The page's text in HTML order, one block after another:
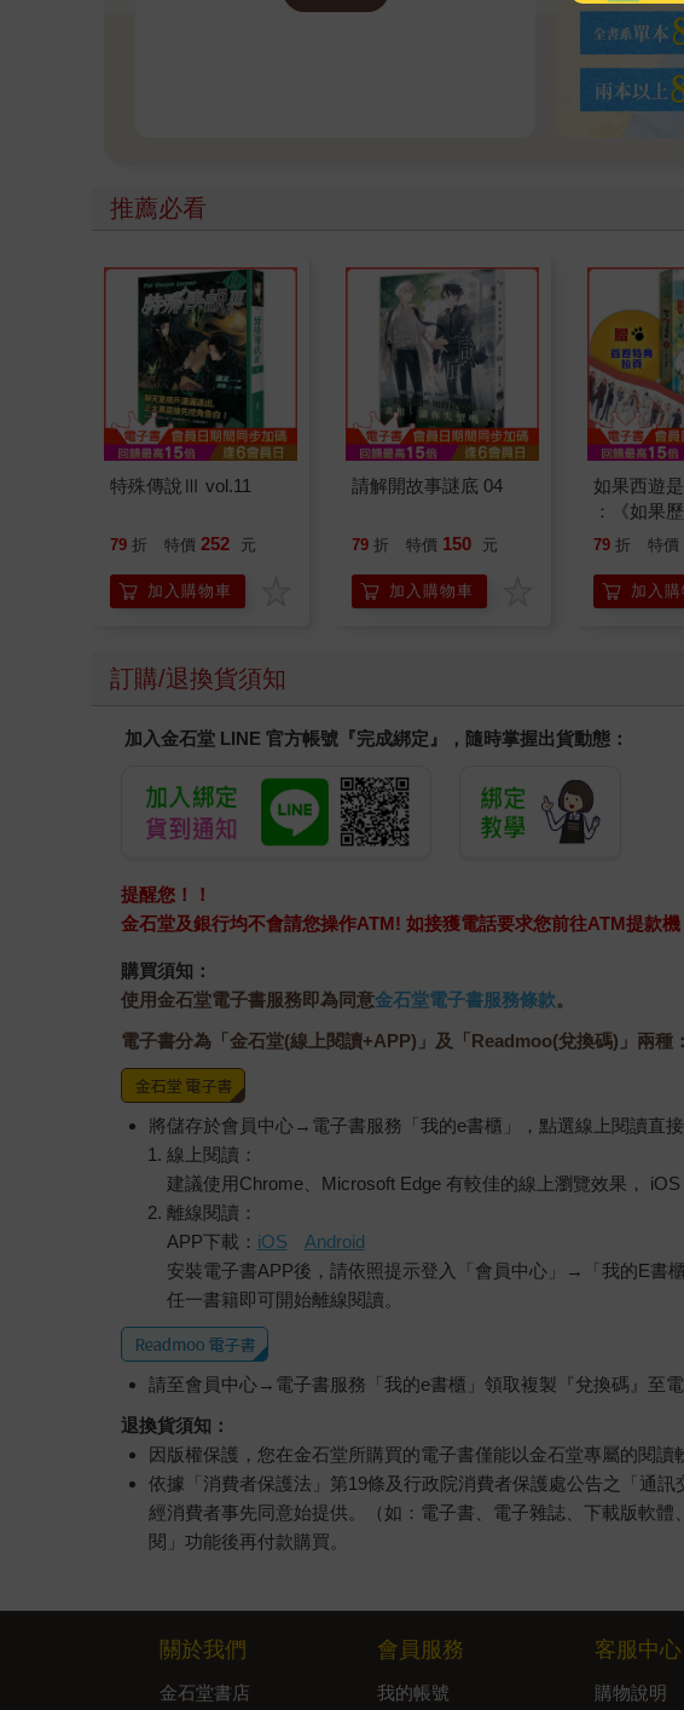
推薦必看
特殊傳說Ⅲ vol.11
79 折 特價 252 元
加入購物車
請解開故事謎底 04
79 折 特價 150 元
加入購物車
如果西遊
：《如果
喵》作者
79 折 特價
加入購
訂購/退換貨須知
加入金石堂 LINE 官方帳號『完成綁定』，隨時掌握出貨動態：
提醒您！！
金石堂及銀行均不會請您操作ATM! 如接獲電話要求您前往ATM提款
購買須知：
使用金石堂電子書服務即為同意金石堂電子書服務條款。
電子書分為「金石堂(線上閱讀+APP)」及「Readmoo(兌換碼)」兩種：
將儲存於會員中心→電子書服務「我的e書櫃」，點選線上閱讀直接
線上閱讀：
建議使用Chrome、Microsoft Edge 有較佳的線上瀏覽效果，
離線閱讀：
APP下載： iOS
Android
安裝電子書APP後，請依照提示登入「會員中心」→「我的E書
任一書籍即可開始離線閱讀。
請至會員中心→電子書服務「我的e書櫃」領取複製『兌換碼』至電
退換貨須知：
因版權保護，您在金石堂所購買的電子書僅能以金石堂專屬的閱讀
依據「消費者保護法」第19條及行政院消費者保護處公告之「通
經消費者事先同意始提供。（如：電子書、電子雜誌、下載版軟體
閱」功能後再付款購買。
關於我們
金石堂書店
會員服務
我的帳號
客服中心
購物說明